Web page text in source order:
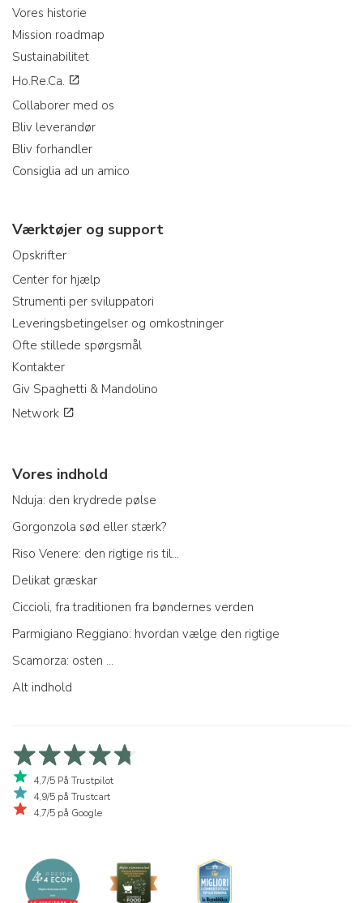
Vores historie
Mission roadmap
Sustainabilitet
Ho.Re.Ca.
Collaborer med os
Bliv leverandør
Bliv forhandler
Consiglia ad un amico
Værktøjer og support
Opskrifter
Center for hjælp
Strumenti per sviluppatori
Leveringsbetingelser og omkostninger
Ofte stillede spørgsmål
Kontakter
Giv Spaghetti & Mandolino
Network
Vores indhold
Nduja: den krydrede pølse
Gorgonzola sød eller stærk?
Riso Venere: den rigtige ris til...
Delikat græskar
Ciccioli, fra traditionen fra bøndernes verden
Parmigiano Reggiano: hvordan vælge den rigtige
Scamorza: osten ...
Alt indhold
4,7/5 På Trustpilot
4,9/5 på Trustcart
4,7/5 på Google